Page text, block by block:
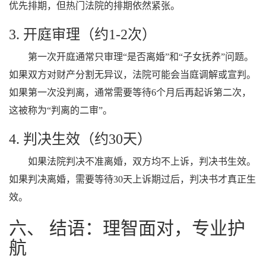
优先排期，但热门法院的排期依然紧张。
3. 开庭审理（约1-2次）
第一次开庭通常只审理“是否离婚”和“子女抚养”问题。
如果双方对财产分割无异议，法院可能会当庭调解或宣判。
如果第一次没判离，通常需要等待6个月后再起诉第二次，
这被称为“判离的二审”。
4. 判决生效（约30天）
如果法院判决不准离婚，双方均不上诉，判决书生效。
如果判决离婚，需要等待30天上诉期过后，判决书才真正生
效。
六、 结语：理智面对，专业护
航